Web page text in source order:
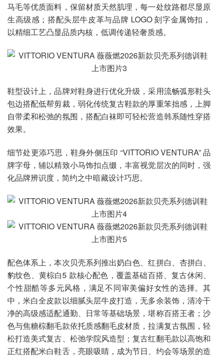
马毛等优质面料，保留材质天然肌理，每一处纹路都尽显原
生高级感；搭配头层牛皮革与品牌 LOGO 刻字金属饰扣，
以精细工艺凸显品质内核，低调传递轻奢质感。
鞋型设计上，品牌对鞋身进行优化升级，采用流畅弧形鞋头
包边搭配低帮剪裁，弱化传统复古鞋款的厚重笨拙感，上脚
自带柔和松弛的氛围，搭配白袜即可轻松营造韩系随性穿搭
效果。
细节处更添巧思，鞋身外侧压印 “VITTORIO VENTURA” 品
牌字母，辅以精致小马饰扣点缀，丰富视觉层次的同时，强
化品牌辨识度，简约之中暗藏设计巧思。
配色体系上，本次贝壳系列推出奶白色、红拼白、杏拼白、
豹纹色、黄棕白5 款核心配色，覆盖基础百搭、复古休闲、
个性甜酷等多元风格，满足不同审美偏好女性的选择。其
中，米白全皮款以细腻头层牛皮打造，无多余装饰，清冷干
净的高级感适配通勤、日常等基础场景，堪称百搭王者；沙
色与焦糖棕翻毛款依托质感翻毛皮材质，拉满复古氛围，轻
松打造美式复古、松弛学院风造型；复古红翻毛款以高饱和
正红搭配米白鞋舌，亮眼吸睛，成为节日、约会等场景的造